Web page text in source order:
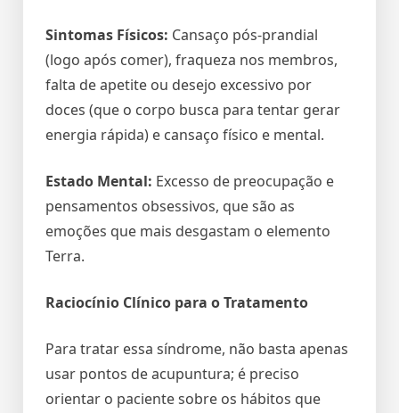
Sintomas Físicos: Cansaço pós-prandial
(logo após comer), fraqueza nos membros,
falta de apetite ou desejo excessivo por
doces (que o corpo busca para tentar gerar
energia rápida) e cansaço físico e mental.
Estado Mental: Excesso de preocupação e
pensamentos obsessivos, que são as
emoções que mais desgastam o elemento
Terra.
Raciocínio Clínico para o Tratamento
Para tratar essa síndrome, não basta apenas
usar pontos de acupuntura; é preciso
orientar o paciente sobre os hábitos que